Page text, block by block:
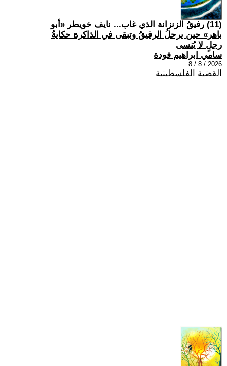
(11) رفيقُ الزنزانة الذي غاب... نايف خويطر «أبو
باهر» حين يرحلُ الرفيقُ وتبقى في الذاكرة حكايةُ
رجلٍ لا يُنسى
سامي ابراهيم فودة
2026 / 8 / 8
القضية الفلسطينية